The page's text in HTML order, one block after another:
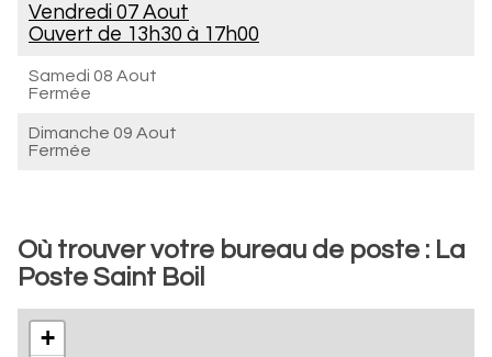
Vendredi 07 Aout
Ouvert de 13h30 à 17h00
Samedi 08 Aout
Fermée
Dimanche 09 Aout
Fermée
Où trouver votre bureau de poste : La
Poste Saint Boil
+